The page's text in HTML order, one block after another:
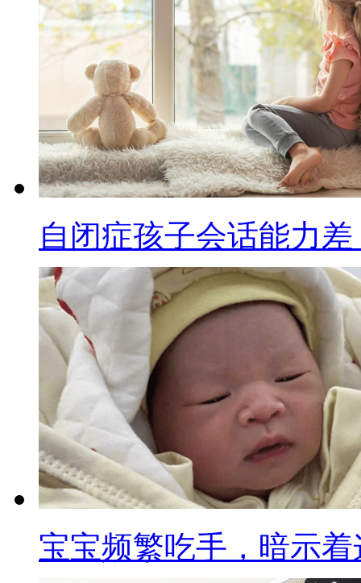
自闭症孩子会话能力
宝宝频繁吃手，暗示